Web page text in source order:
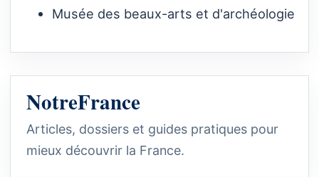
Musée des beaux-arts et d'archéologie
NotreFrance
Articles, dossiers et guides pratiques pour
mieux découvrir la France.